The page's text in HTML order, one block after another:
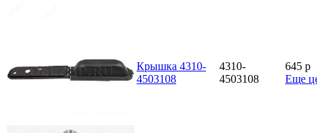
Крышка 4310-
4503108
4310-
4503108
645 p
Еще